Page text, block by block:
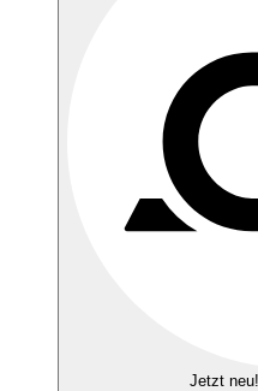
Jetzt